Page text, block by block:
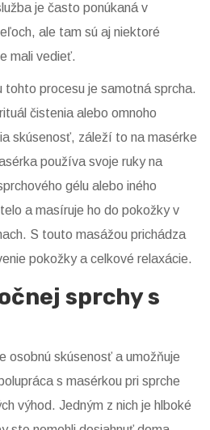
je často ponúkaná v
ale tam sú aj niektoré
mali vedieť.
tohto procesu je samotná sprcha.
čistenia alebo omnoho
skúsenosť, záleží to na masérke
používa svoje ruky na
gélu alebo iného
a masíruje ho do pokožky v
S touto masážou prichádza
pokožky a celkové relaxácie.
sprchy s
osobnú skúsenosť a umožňuje
s masérkou pri sprche
výhod. Jedným z nich je hlboké